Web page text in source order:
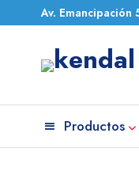
Av. Emancipación
Productos